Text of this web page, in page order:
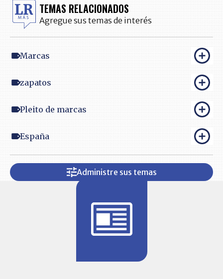
TEMAS RELACIONADOS
Agregue sus temas de interés
Marcas
zapatos
Pleito de marcas
España
Administre sus temas